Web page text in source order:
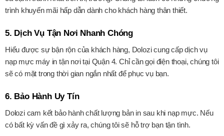
trình khuyến mãi hấp dẫn dành cho khách hàng thân thiết.
5. Dịch Vụ Tận Nơi Nhanh Chóng
Hiểu được sự bận rộn của khách hàng, Dolozi cung cấp dịch vụ
nạp mực máy in tận nơi tại Quận 4. Chỉ cần gọi điện thoại, chúng tôi
sẽ có mặt trong thời gian ngắn nhất để phục vụ bạn.
6. Bảo Hành Uy Tín
Dolozi cam kết bảo hành chất lượng bản in sau khi nạp mực. Nếu
có bất kỳ vấn đề gì xảy ra, chúng tôi sẽ hỗ trợ bạn tận tình.